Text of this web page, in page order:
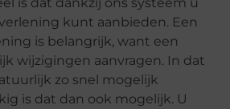
kunt aanbieden. Een
is belangrijk, want een
wijzigingen aanvragen. In dat
zo snel mogelijk
is dat dan ook mogelijk. U